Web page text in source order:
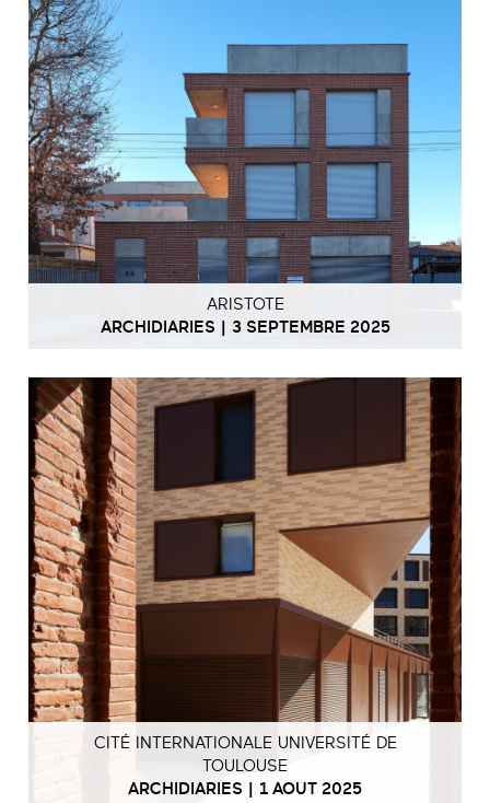
ARISTOTE
ARCHIDIARIES | 3 SEPTEMBRE 2025
CITÉ INTERNATIONALE UNIVERSITÉ DE
TOULOUSE
ARCHIDIARIES | 1 AOUT 2025